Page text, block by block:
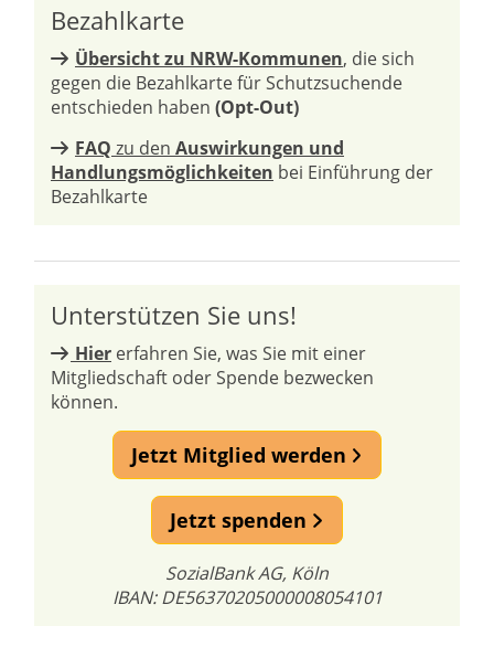
Bezahlkarte
Übersicht zu NRW-Kommunen, die sich
gegen die Bezahlkarte für Schutzsuchende
entschieden haben (Opt-Out)
FAQ zu den Auswirkungen und
Handlungsmöglichkeiten bei Einführung der
Bezahlkarte
Unterstützen Sie uns!
Hier erfahren Sie, was Sie mit einer
Mitgliedschaft oder Spende bezwecken
können.
Jetzt Mitglied werden
Jetzt spenden
SozialBank AG, Köln
IBAN: DE56370205000008054101